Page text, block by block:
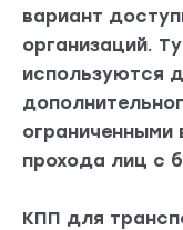
вариант
организаций.
используются
прохода лиц с
КПП для